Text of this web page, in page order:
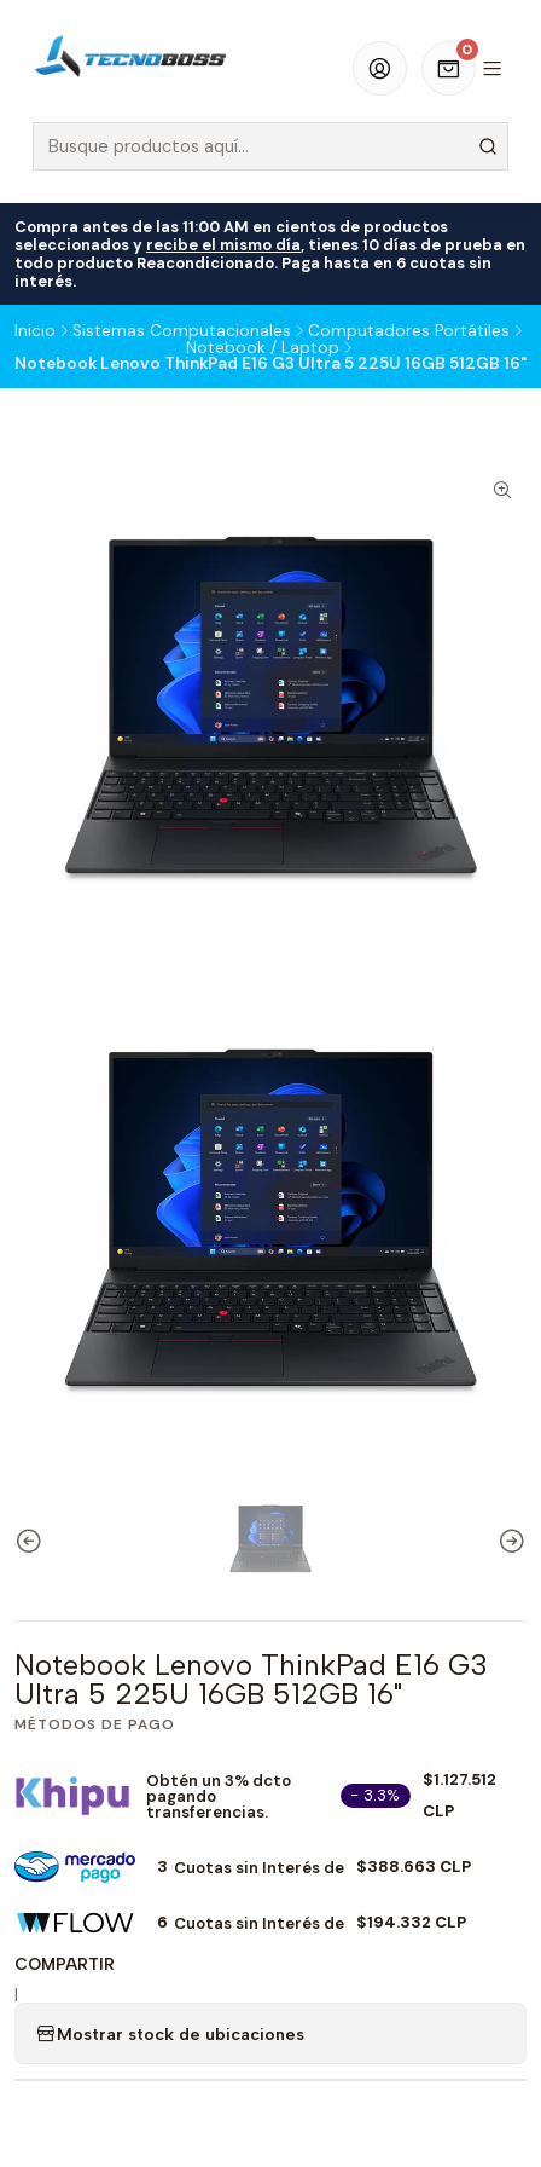
0
Compra antes de las 11:00 AM en cientos de productos
seleccionados y recibe el mismo día, tienes 10 días de prueba en
todo producto Reacondicionado. Paga hasta en 6 cuotas sin
interés.
Inicio Sistemas Computacionales
Computadores Portátiles
Notebook / Laptop
Notebook Lenovo ThinkPad E16 G3 Ultra 5 225U 16GB 512GB 16"
Notebook Lenovo ThinkPad E16 G3
Ultra 5 225U 16GB 512GB 16"
MÉTODOS DE PAGO
Obtén un 3% dcto
pagando
transferencias.
- 3.3%
$1.127.512
CLP
3 Cuotas sin Interés de $388.663 CLP
6 Cuotas sin Interés de $194.332 CLP
COMPARTIR
|
Mostrar stock de ubicaciones